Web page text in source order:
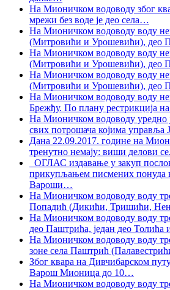
На Мионичком водоводу због
мрежи без воде је део села…
На Мионичком водоводу воду
(Митровићи и Урошевићи), део
На Мионичком водоводу воду
(Митровићи и Урошевићи), део
На Мионичком водоводу воду
(Митровићи и Урошевићи), део
На Мионичком водоводу воду
Брежђу. По плану рестрикција
На Мионичком водоводу уредно
свих потрошача којима
Дана 22.09.2017. године на
тренутно немају: виши делови
ОГЛАС издавање у закуп
прикупљањем писмених понуда
Вароши…
На Мионичком водоводу воду
Попадић (Дикићи, Тришићи,
На Мионичком водоводу воду
део Паштрића, један део Толића
На Мионичком водоводу воду
зоне села Паштрић
Због квара на Дивчибарском
Варош Мионица до 10…
На Мионичком водоводу воду